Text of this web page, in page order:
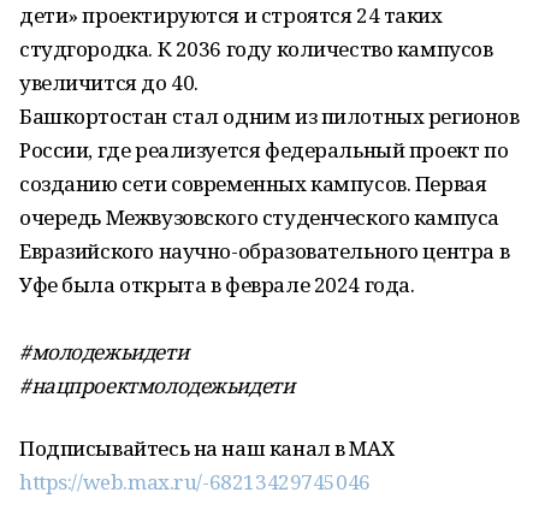
дети» проектируются и строятся 24 таких
студгородка. К 2036 году количество кампусов
увеличится до 40.
Башкортостан стал одним из пилотных регионов
России, где реализуется федеральный проект по
созданию сети современных кампусов. Первая
очередь Межвузовского студенческого кампуса
Евразийского научно-образовательного центра в
Уфе была открыта в феврале 2024 года.
#молодежьидети
#нацпроектмолодежьидети
Подписывайтесь на наш канал в MAX
https://web.max.ru/-68213429745046